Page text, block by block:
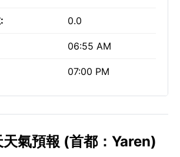
0.0
06:55 AM
07:00 PM
氣預報 (首都：Yaren)